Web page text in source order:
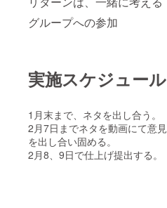
グループへの参加
実施スケジュール
1月末まで、ネタを出し合う。
2月7日までネタを動画にて意見
を出し合い固める。
2月8、9日で仕上げ提出する。